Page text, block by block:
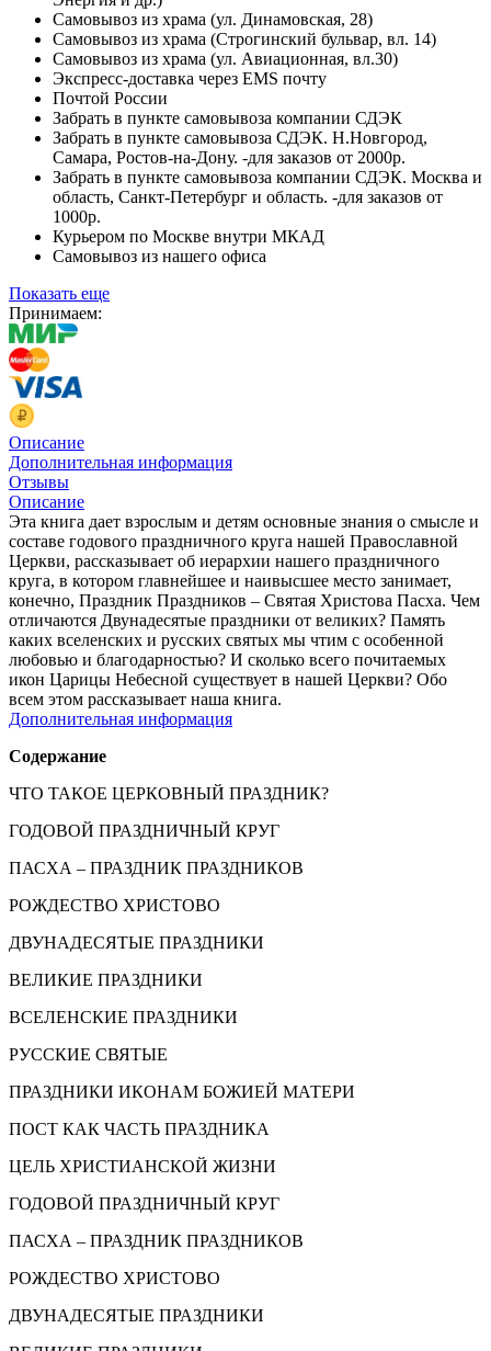
Самовывоз из храма (ул. Динамовская, 28)
Самовывоз из храма (Строгинский бульвар, вл. 14)
Самовывоз из храма (ул. Авиационная, вл.30)
Экспресс-доставка через EMS почту
Почтой России
Забрать в пункте самовывоза компании СДЭК
Забрать в пункте самовывоза СДЭК. Н.Новгород,
Самара, Ростов-на-Дону. -для заказов от 2000р.
Забрать в пункте самовывоза компании СДЭК. Москва и
область, Санкт-Петербург и область. -для заказов от
1000р.
Курьером по Москве внутри МКАД
Самовывоз из нашего офиса
Показать еще
Принимаем:
Описание
Дополнительная информация
Отзывы
Описание
Эта книга дает взрослым и детям основные знания о смысле и
составе годового праздничного круга нашей Православной
Церкви, рассказывает об иерархии нашего праздничного
круга, в котором главнейшее и наивысшее место занимает,
конечно, Праздник Праздников – Святая Христова Пасха. Чем
отличаются Двунадесятые праздники от великих? Память
каких вселенских и русских святых мы чтим с особенной
любовью и благодарностью? И сколько всего почитаемых
икон Царицы Небесной существует в нашей Церкви? Обо
всем этом рассказывает наша книга.
Дополнительная информация
Содержание
ЧТО ТАКОЕ ЦЕРКОВНЫЙ ПРАЗДНИК?
ГОДОВОЙ ПРАЗДНИЧНЫЙ КРУГ
ПАСХА – ПРАЗДНИК ПРАЗДНИКОВ
РОЖДЕСТВО ХРИСТОВО
ДВУНАДЕСЯТЫЕ ПРАЗДНИКИ
ВЕЛИКИЕ ПРАЗДНИКИ
ВСЕЛЕНСКИЕ ПРАЗДНИКИ
РУССКИЕ СВЯТЫЕ
ПРАЗДНИКИ ИКОНАМ БОЖИЕЙ МАТЕРИ
ПОСТ КАК ЧАСТЬ ПРАЗДНИКА
ЦЕЛЬ ХРИСТИАНСКОЙ ЖИЗНИ
ГОДОВОЙ ПРАЗДНИЧНЫЙ КРУГ
ПАСХА – ПРАЗДНИК ПРАЗДНИКОВ
РОЖДЕСТВО ХРИСТОВО
ДВУНАДЕСЯТЫЕ ПРАЗДНИКИ